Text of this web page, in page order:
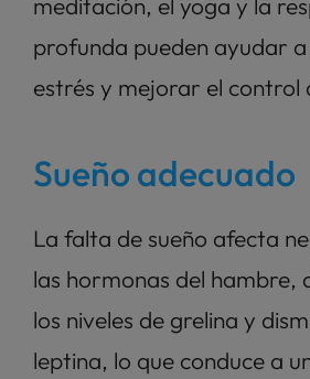
profunda pueden ayudar
estrés y mejorar el control
Sueño adecuado
La falta de sueño afecta
las hormonas del hambre,
los niveles de grelina y
leptina, lo que conduce a